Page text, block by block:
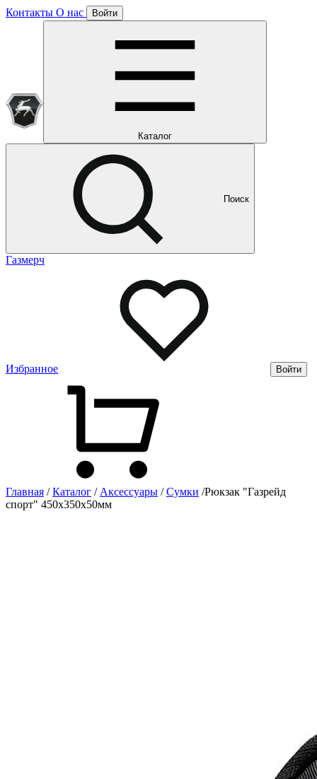
Контакты О нас Войти
Каталог
Поиск
Газмерч
Избранное Войти
Главная / Каталог / Аксессуары / Сумки /Рюкзак "Газрейд
спорт" 450х350х50мм
Отлично!
Подписка уже оформлена